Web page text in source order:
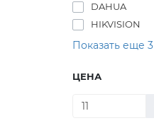
DAHUA
HIKVISION
Показать еще 3
ЦЕНА